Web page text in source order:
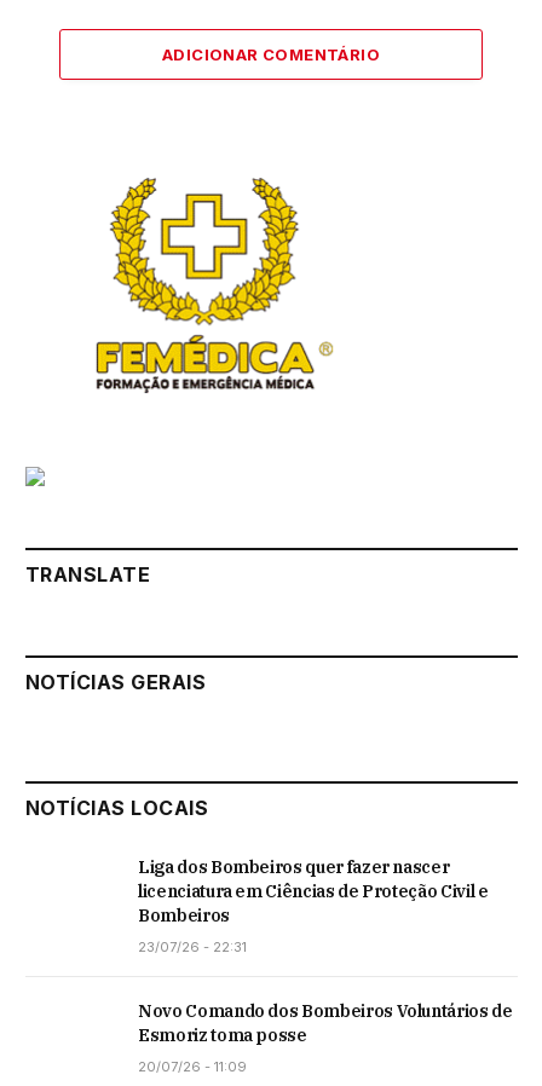
ADICIONAR COMENTÁRIO
TRANSLATE
NOTÍCIAS GERAIS
NOTÍCIAS LOCAIS
Liga dos Bombeiros quer fazer nascer
licenciatura em Ciências de Proteção Civil e
Bombeiros
23/07/26 - 22:31
Novo Comando dos Bombeiros Voluntários de
Esmoriz toma posse
20/07/26 - 11:09